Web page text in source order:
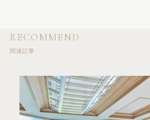
RECOMMEND
関連記事